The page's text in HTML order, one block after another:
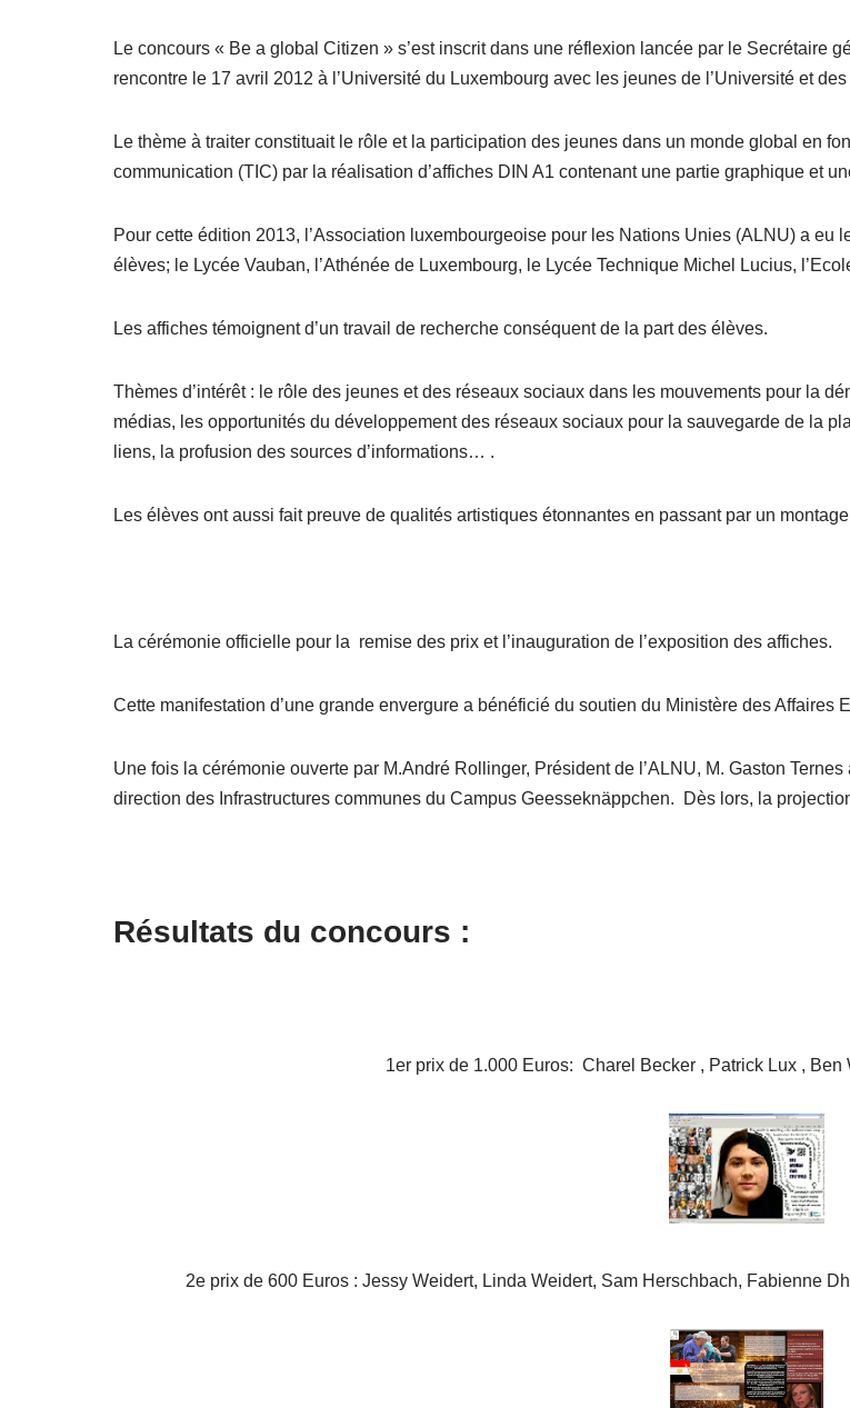
Le concours « Be a global Citizen » s’est inscrit dans une réflexion lancée par le Secrétaire
rencontre le 17 avril 2012 à l’Université du Luxembourg avec les jeunes de l’Université et
Le thème à traiter constituait le rôle et la participation des jeunes dans un monde global en
communication (TIC) par la réalisation d’affiches DIN A1 contenant une partie graphique et
Pour cette édition 2013, l’Association luxembourgeoise pour les Nations Unies (ALNU) a
élèves; le Lycée Vauban, l’Athénée de Luxembourg, le Lycée Technique Michel Lucius,
Les affiches témoignent d’un travail de recherche conséquent de la part des élèves.
Thèmes d’intérêt : le rôle des jeunes et des réseaux sociaux dans les mouvements pour la
médias, les opportunités du développement des réseaux sociaux pour la sauvegarde de la
liens, la profusion des sources d’informations… .
Les élèves ont aussi fait preuve de qualités artistiques étonnantes en passant par un
La cérémonie officielle pour la remise des prix et l’inauguration de l’exposition des affiches.
Cette manifestation d’une grande envergure a bénéficié du soutien du Ministère des Affaires
Une fois la cérémonie ouverte par M.André Rollinger, Président de l’ALNU, M. Gaston
direction des Infrastructures communes du Campus Geesseknäppchen. Dès lors, la
Résultats du concours :
1er prix de 1.000 Euros: Charel Becker , Patrick Lux ,
2e prix de 600 Euros : Jessy Weidert, Linda Weidert, Sam Herschbach, Fabienne